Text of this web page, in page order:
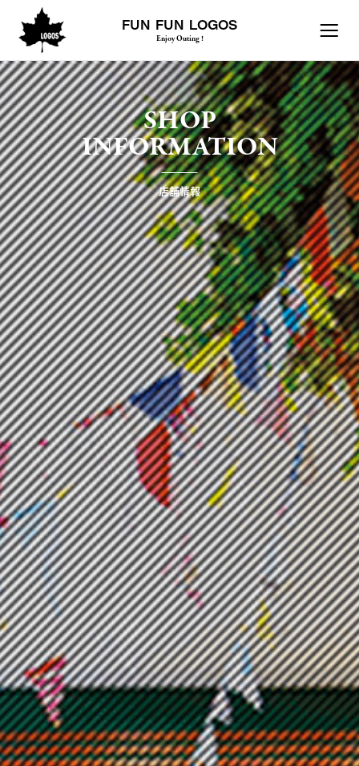
FUN FUN LOGOS
Enjoy Outing !
SHOP
INFORMATION
店舗情報